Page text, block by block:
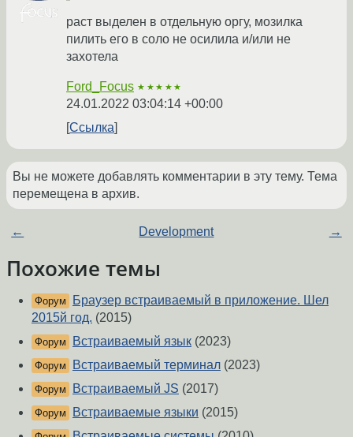
раст выделен в отдельную оргу, мозилка
пилить его в соло не осилила и/или не
захотела
Ford_Focus ★★★★★
24.01.2022 03:04:14 +00:00
Ссылка
Вы не можете добавлять комментарии в эту тему. Тема
перемещена в архив.
← Development →
Похожие темы
Форум
Браузер встраиваемый в приложение. Шел
2015й год. (2015)
Форум Встраиваемый язык (2023)
Форум Встраиваемый терминал (2023)
Форум Встраиваемый JS (2017)
Форум Встраиваемые языки (2015)